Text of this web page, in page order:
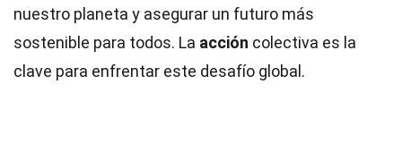
nuestro planeta y asegurar un futuro más
sostenible para todos. La acción colectiva es la
clave para enfrentar este desafío global.